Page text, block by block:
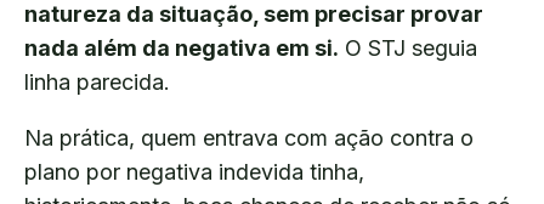
natureza da situação, sem precisar provar
nada além da negativa em si. O STJ seguia
linha parecida.
Na prática, quem entrava com ação contra o
plano por negativa indevida tinha,